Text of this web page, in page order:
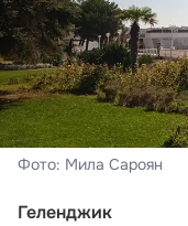
Фото: Мила Сароян
Геленджик